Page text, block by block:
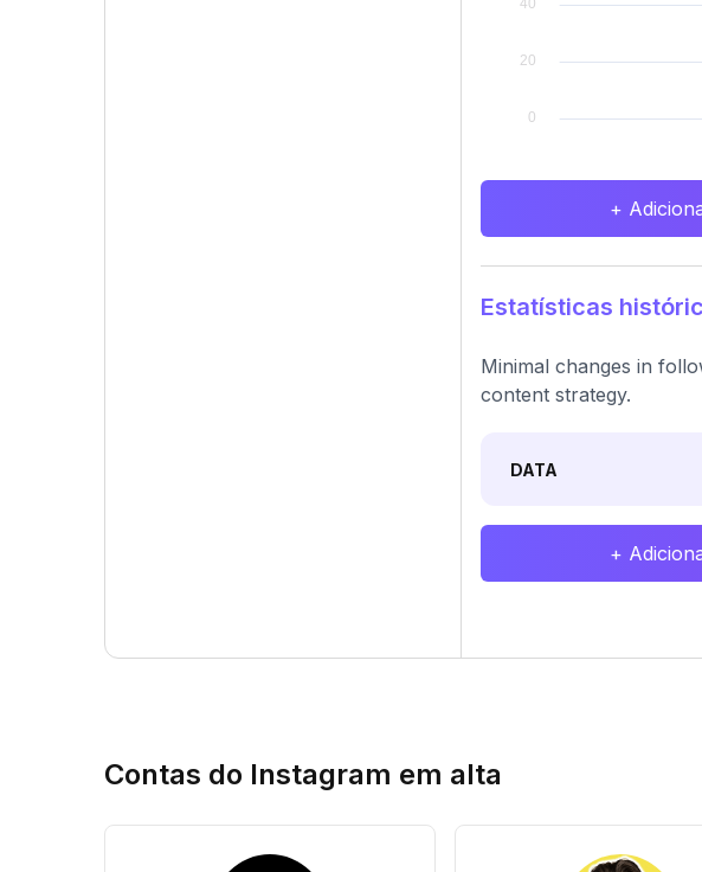
+
Estatísticas
Minimal changes in
content strategy.
DATA
+
Contas do Instagram em alta